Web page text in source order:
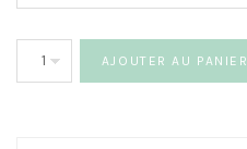
AJOUTER AU PANIER